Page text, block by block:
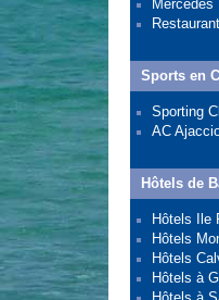
Sports en
Sporting
AC
Hôtels de
Hôtels Ile
Hôtels
Hôtels
Hôtels à